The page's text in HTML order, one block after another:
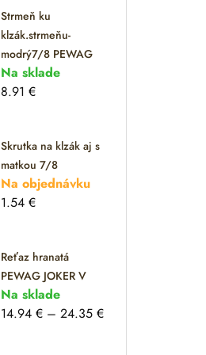
Strmeň ku
klzák.strmeňu-
modrý7/8 PEWAG
Na sklade
8.91€
Skrutka na klzák aj s
matkou 7/8
Na objednávku
1.54€
Reťaz hranatá
PEWAG JOKER V
Na sklade
14.94€ – 24.35€